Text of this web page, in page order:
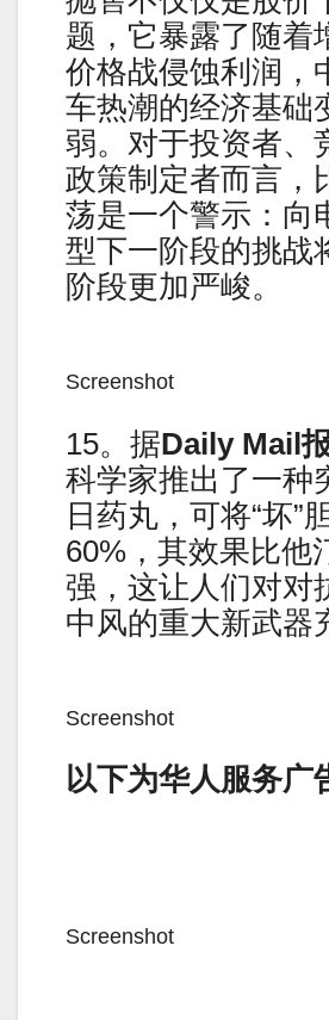
题，它暴露了随着
价格战侵蚀利润，
车热潮的经济基础
弱。对于投资者、
政策制定者而言，
荡是一个警示：向
型下一阶段的挑战
阶段更加严峻。
Screenshot
15。据Daily Mail
科学家推出了一种
日药丸，可将“坏”
60%，其效果比他
强，这让人们对对
中风的重大新武器
Screenshot
以下为华人服务广
Screenshot